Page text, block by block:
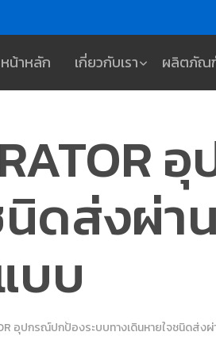
หน้าหลัก เกี่ยวกับเรา ผลิตภัณ
ดส่งผ่า
บบ
อุปกรณ์ปกป้องระบบทางเดินหายใจชนิดส่ง